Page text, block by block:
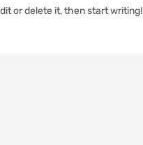
or delete it, then start writing!